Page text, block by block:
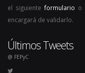
el siguiente formulario o
encargará de validarlo.
Últimos Tweets
@ FEPyC